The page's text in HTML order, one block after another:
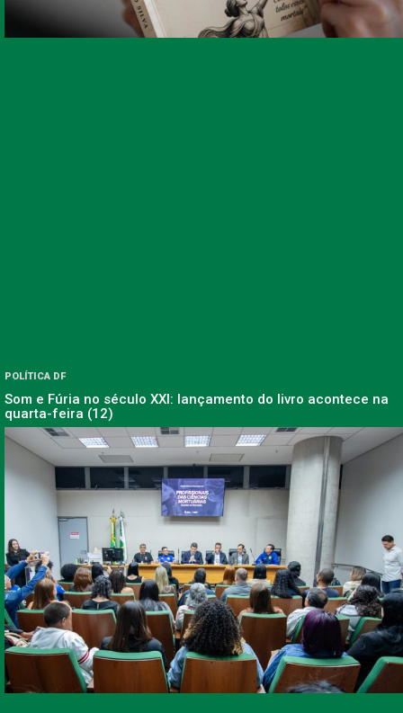
POLÍTICA DF
Som e Fúria no século XXI: lançamento do livro acontece na
quarta-feira (12)